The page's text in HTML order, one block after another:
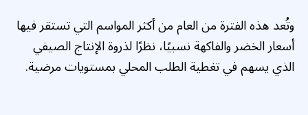
وتُعد هذه الفترة من العام من أكثر المواسم التي تستقر فيها
أسعار الخضر والفاكهة نسبيًا، نظرًا لذروة الإنتاج الصيفي
الذي يسهم في تغطية الطلب المحلي بمستويات مرضية.